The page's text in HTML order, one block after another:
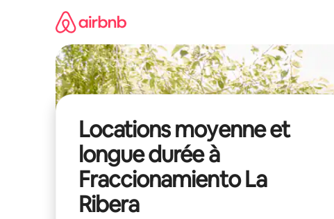
Locations moyenne et
longue durée à
Fraccionamiento La
Ribera